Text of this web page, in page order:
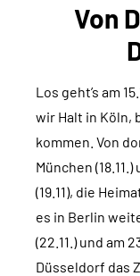
Von
Los geht’s am
wir Halt in Köln,
kommen. Von
München
(19.11), die
es in Berlin
(22.11.) und am
Düsseldorf das